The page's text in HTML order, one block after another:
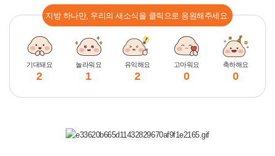
지방 하나만, 우리의 새소식을 클릭으로 응원해주세요.
기대돼요
2
놀라워요
1
유익해요
2
고마워요
0
축하해요
0